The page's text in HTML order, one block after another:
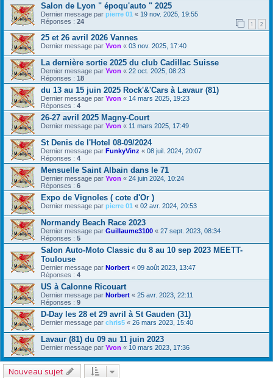
Salon de Lyon " époqu'auto " 2025
Dernier message par pierre 01 « 19 nov. 2025, 19:55
Réponses : 24 1 2
25 et 26 avril 2026 Vannes
Dernier message par Yvon « 03 nov. 2025, 17:40
La dernière sortie 2025 du club Cadillac Suisse
Dernier message par Yvon « 22 oct. 2025, 08:23
Réponses : 18
du 13 au 15 juin 2025 Rock'&'Cars à Lavaur (81)
Dernier message par Yvon « 14 mars 2025, 19:23
Réponses : 4
26-27 avril 2025 Magny-Court
Dernier message par Yvon « 11 mars 2025, 17:49
St Denis de l'Hotel 08-09/2024
Dernier message par FunkyVinz « 08 juil. 2024, 20:07
Réponses : 4
Mensuelle Saint Albain dans le 71
Dernier message par Yvon « 24 juin 2024, 10:24
Réponses : 6
Expo de Vignoles ( cote d'Or )
Dernier message par pierre 01 « 02 avr. 2024, 20:53
Normandy Beach Race 2023
Dernier message par Guillaume3100 « 27 sept. 2023, 08:34
Réponses : 5
Salon Auto-Moto Classic du 8 au 10 sep 2023 MEETT-
Toulouse
Dernier message par Norbert « 09 août 2023, 13:47
Réponses : 4
US à Calonne Ricouart
Dernier message par Norbert « 25 avr. 2023, 22:11
Réponses : 9
D-Day les 28 et 29 avril à St Gauden (31)
Dernier message par chris5 « 26 mars 2023, 15:40
Lavaur (81) du 09 au 11 juin 2023
Dernier message par Yvon « 10 mars 2023, 17:36
Nouveau sujet